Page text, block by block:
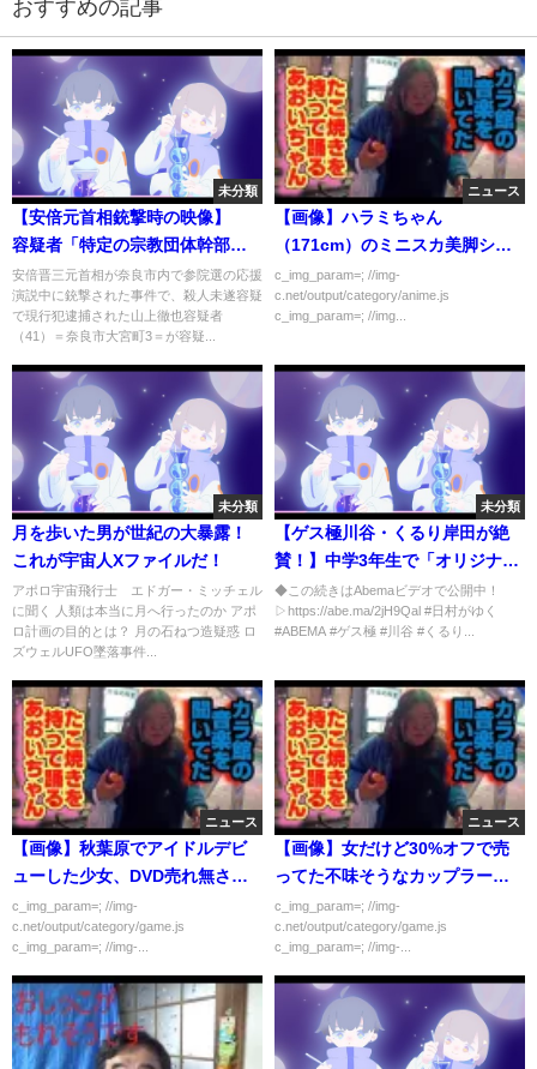
おすすめの記事
未分類
【安倍元首相銃撃時の映像】
容疑者「特定の宗教団体幹部を
狙っていた」と供述
安倍晋三元首相が奈良市内で参院選の応援
演説中に銃撃された事件で、殺人未遂容疑
で現行犯逮捕された山上徹也容疑者
（41）＝奈良市大宮町3＝が容疑...
ニュース
【画像】ハラミちゃん
（171cm）のミニスカ美脚ショ
ットｗｗｗｗｗ
c_img_param=; //img-
c.net/output/category/anime.js
c_img_param=; //img...
未分類
月を歩いた男が世紀の大暴露！
これが宇宙人Xファイルだ！
アポロ宇宙飛行士 エドガー・ミッチェル
に聞く 人類は本当に月へ行ったのか アポ
ロ計画の目的とは？ 月の石ねつ造疑惑 ロ
ズウェルUFO墜落事件...
未分類
【ゲス極川谷・くるり岸田が絶
賛！】中学3年生で「オリジナル
300曲」の怪物”崎山蒼志”が登
場！さらに“中1で作った楽曲”に
スタジオ騒然…！｜〜第3回高校
ゆく！#51
◆この続きはAbemaビデオで公開中！
▷https://abe.ma/2jH9Qal #日村がゆく
#ABEMA #ゲス極 #川谷 #くるり...
ニュース
【画像】秋葉原でアイドルデビ
ューした少女、DVD売れ無さ過
ぎて…
c_img_param=; //img-
c.net/output/category/game.js
c_img_param=; //img-...
ニュース
【画像】女だけど30%オフで売
ってた不味そうなカップラーメ
ン食べる
c_img_param=; //img-
c.net/output/category/game.js
c_img_param=; //img-...